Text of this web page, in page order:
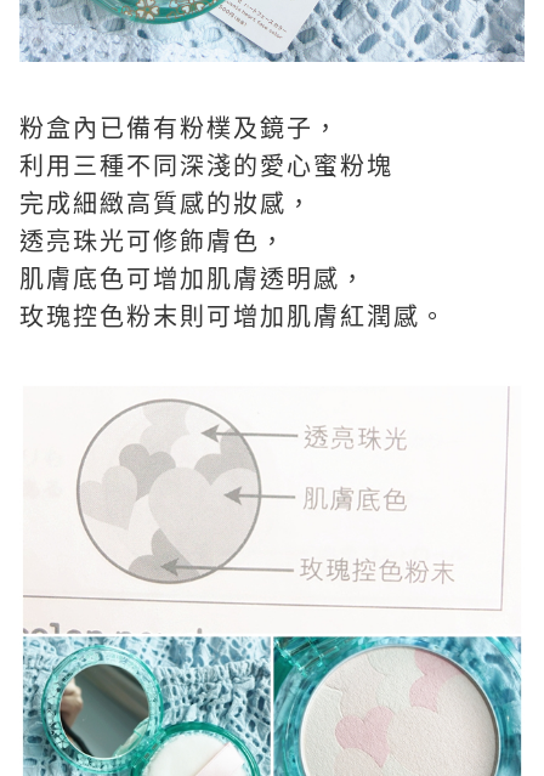
粉盒內已備有粉樸及鏡子，
利用三種不同深淺的愛心蜜粉塊
完成細緻高質感的妝感，
透亮珠光可修飾膚色，
肌膚底色可增加肌膚透明感，
玫瑰控色粉末則可增加肌膚紅潤感。